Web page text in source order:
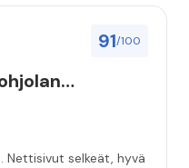
91/100
Nettisivut selkeät, hyvä